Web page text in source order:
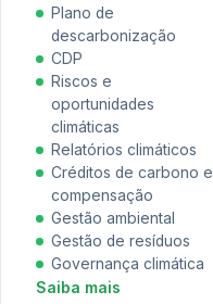
Plano de
descarbonização
CDP
Riscos e
oportunidades
climáticas
Relatórios climáticos
Créditos de carbono e
compensação
Gestão ambiental
Gestão de resíduos
Governança climática
Saiba mais